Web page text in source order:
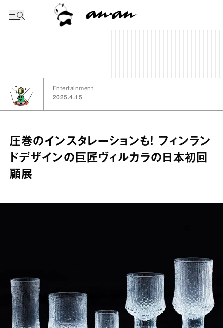
Entertainment
2025.4.15
圧巻のインスタレーションも！ フィンラン
ドデザインの巨匠ヴィルカラの日本初回
顧展